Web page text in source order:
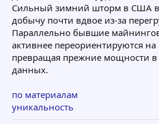
Сильный зимний шторм в США
добычу почти вдвое из-за
Параллельно бывшие
активнее переориентируются
превращая прежние мощности в
данных.
по материалам
уникальность